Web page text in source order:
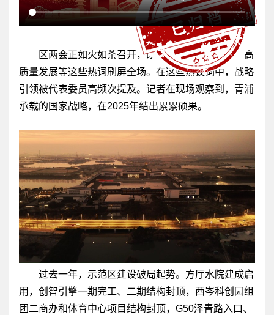
区两会正如火如荼召开，改革创新、区域协同、高
质量发展等这些热词刷屏全场。在这些热议词中，战略
引领被代表委员高频次提及。记者在现场观察到，青浦
承载的国家战略，在2025年结出累累硕果。
过去一年，示范区建设破局起势。方厅水院建成启
用，创智引擎一期完工、二期结构封顶，西岑科创园组
团二商办和体育中心项目结构封顶，G50泽青路入口、